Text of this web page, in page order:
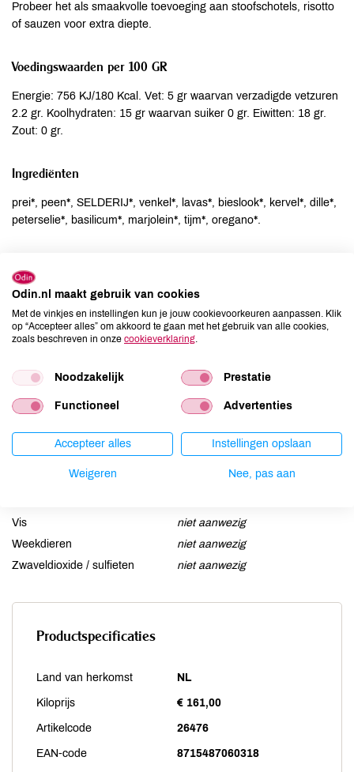
Probeer het als smaakvolle toevoeging aan stoofschotels, risotto
of sauzen voor extra diepte.
Voedingswaarden per 100 GR
Energie: 756 KJ/180 Kcal. Vet: 5 gr waarvan verzadigde vetzuren
2.2 gr. Koolhydraten: 15 gr waarvan suiker 0 gr. Eiwitten: 18 gr.
Zout: 0 gr.
Ingrediënten
prei*, peen*, SELDERIJ*, venkel*, lavas*, bieslook*, kervel*, dille*,
peterselie*, basilicum*, marjolein*, tijm*, oregano*.
Aardnoten
niet aanwezig
Ei
niet aanwezig
Gluten
niet aanwezig
Lupine
niet aanwezig
Mosterd
niet aanwezig
Schaaldieren
niet aanwezig
Selderij
aanwezig
niet aanwezig
Vis
niet aanwezig
Weekdieren
niet aanwezig
Zwaveldioxide / sulfieten
niet aanwezig
Productspecificaties
Land van herkomst NL
Kiloprijs € 161,00
Artikelcode 26476
EAN-code 8715487060318
Odin.nl maakt gebruik van cookies
Met de vinkjes en instellingen kun je jouw cookievoorkeuren aanpassen. Klik
op “Accepteer alles” om akkoord te gaan met het gebruik van alle cookies,
zoals beschreven in onze cookieverklaring
Noodzakelijk Prestatie
Functioneel Advertenties
Accepteer alles Instellingen opslaan
Weigeren Nee, pas aan